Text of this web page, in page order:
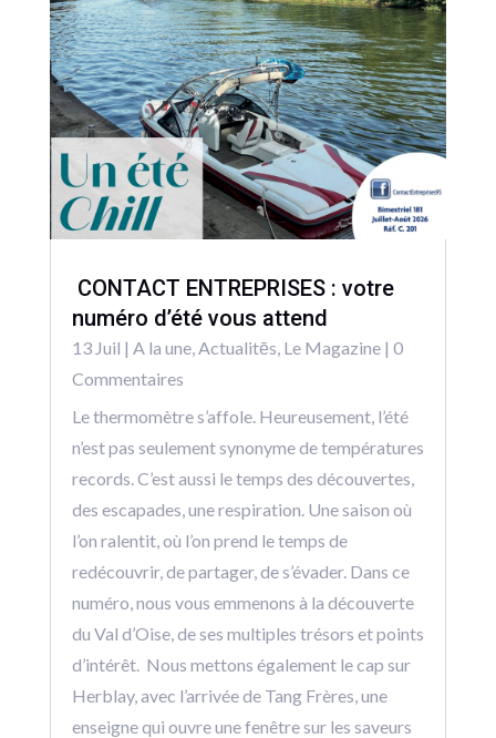
CONTACT ENTREPRISES : votre
numéro d’été vous attend
13 Juil | A la une, Actualitēs Le Magazine| 0
Commentaires
Le thermomètre s’affole. Heureusement, l’été
n’est pas seulement synonyme de températures
records. C’est aussi le temps des découvertes,
des escapades, une respiration. Une saison où
l’on ralentit, où l’on prend le temps de
redécouvrir, de partager, de s’évader. Dans ce
numéro, nous vous emmenons à la découverte
du Val d’Oise, de ses multiples trésors et points
d’intérêt. Nous mettons également le cap sur
Herblay, avec l’arrivée de Tang Frères, une
enseigne qui ouvre une fenêtre sur les saveurs